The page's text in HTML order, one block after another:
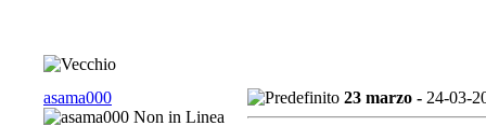
asama000 23 marzo - 24-03-